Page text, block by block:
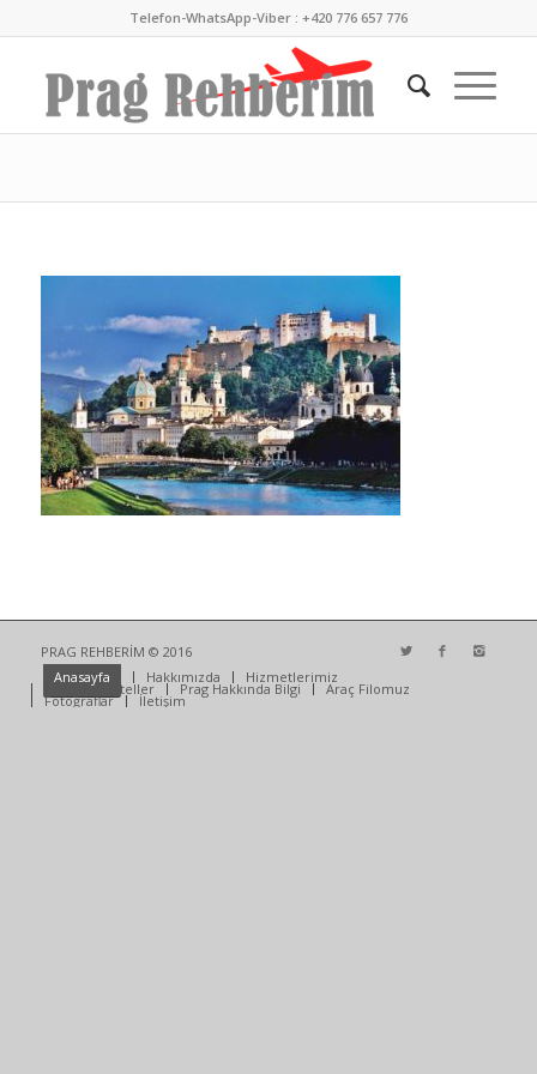
Telefon-WhatsApp-Viber : +420 776 657 776
PRAG REHBERİM © 2016
Anasayfa
Hakkımızda Hizmetlerimiz
Anlaşmalı Oteller Prag Hakkında Bilgi Araç Filomuz
Fotoğraflar İletişim